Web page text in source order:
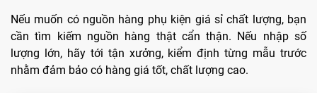
Nếu muốn có nguồn hàng phụ kiện giá sỉ chất lượng, bạn
cần tìm kiếm nguồn hàng thật cẩn thận. Nếu nhập số
lượng lớn, hãy tới tận xưởng, kiểm định từng mẫu trước
nhằm đảm bảo có hàng giá tốt, chất lượng cao.